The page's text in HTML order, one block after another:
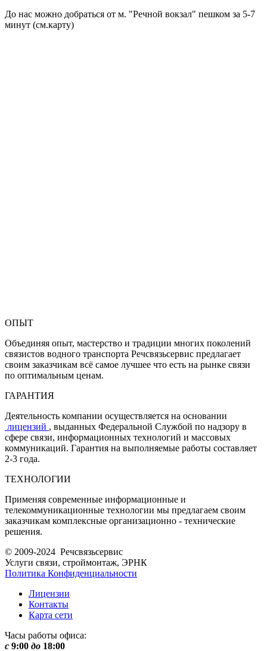
До нас можно добраться от м. "Речной вокзал" пешком за 5-7
минут (см.карту)
ОПЫТ
Объединяя опыт, мастерство и традиции многих поколений
связистов водного транспорта Речсвязьсервис предлагает
своим заказчикам всё самое лучшее что есть на рынке связи
по оптимальным ценам.
ГАРАНТИЯ
Деятельность компании осуществляется на основании
лицензий , выданных Федеральной Службой по надзору в
сфере связи, информационных технологий и массовых
коммуникаций. Гарантия на выполняемые работы составляет
2-3 года.
ТЕХНОЛОГИИ
Применяя современные информационные и
телекоммуникационные технологии мы предлагаем своим
заказчикам комплексные организационно - технические
решения.
© 2009-2024 Речсвязьсервис
Услуги связи, строймонтаж, ЭРНК
Политика Конфиденциальности
Лицензии
Контакты
Карта сети
Часы работы офиса:
с 9:00 до 18:00